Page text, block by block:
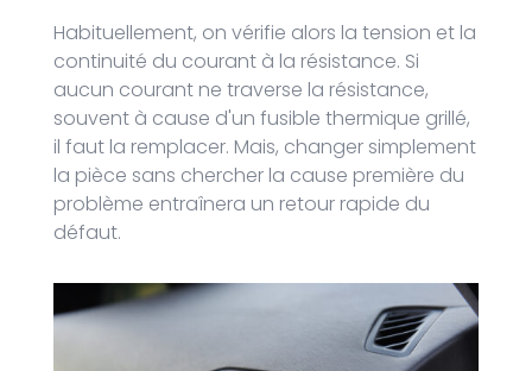
Habituellement, on vérifie alors la tension et la
continuité du courant à la résistance. Si
aucun courant ne traverse la résistance,
souvent à cause d'un fusible thermique grillé,
il faut la remplacer. Mais, changer simplement
la pièce sans chercher la cause première du
problème entraînera un retour rapide du
défaut.